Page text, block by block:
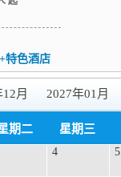
特色酒店
月 2027年01月
期二 星期三
4 5